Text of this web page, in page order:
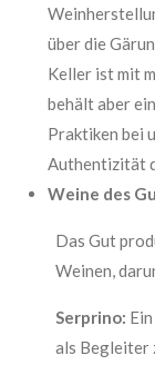
über die
Keller ist mit
behält aber
Praktiken bei
Authentizität
Weine des
Das Gut
Weinen,
Serprino:
als Begleiter